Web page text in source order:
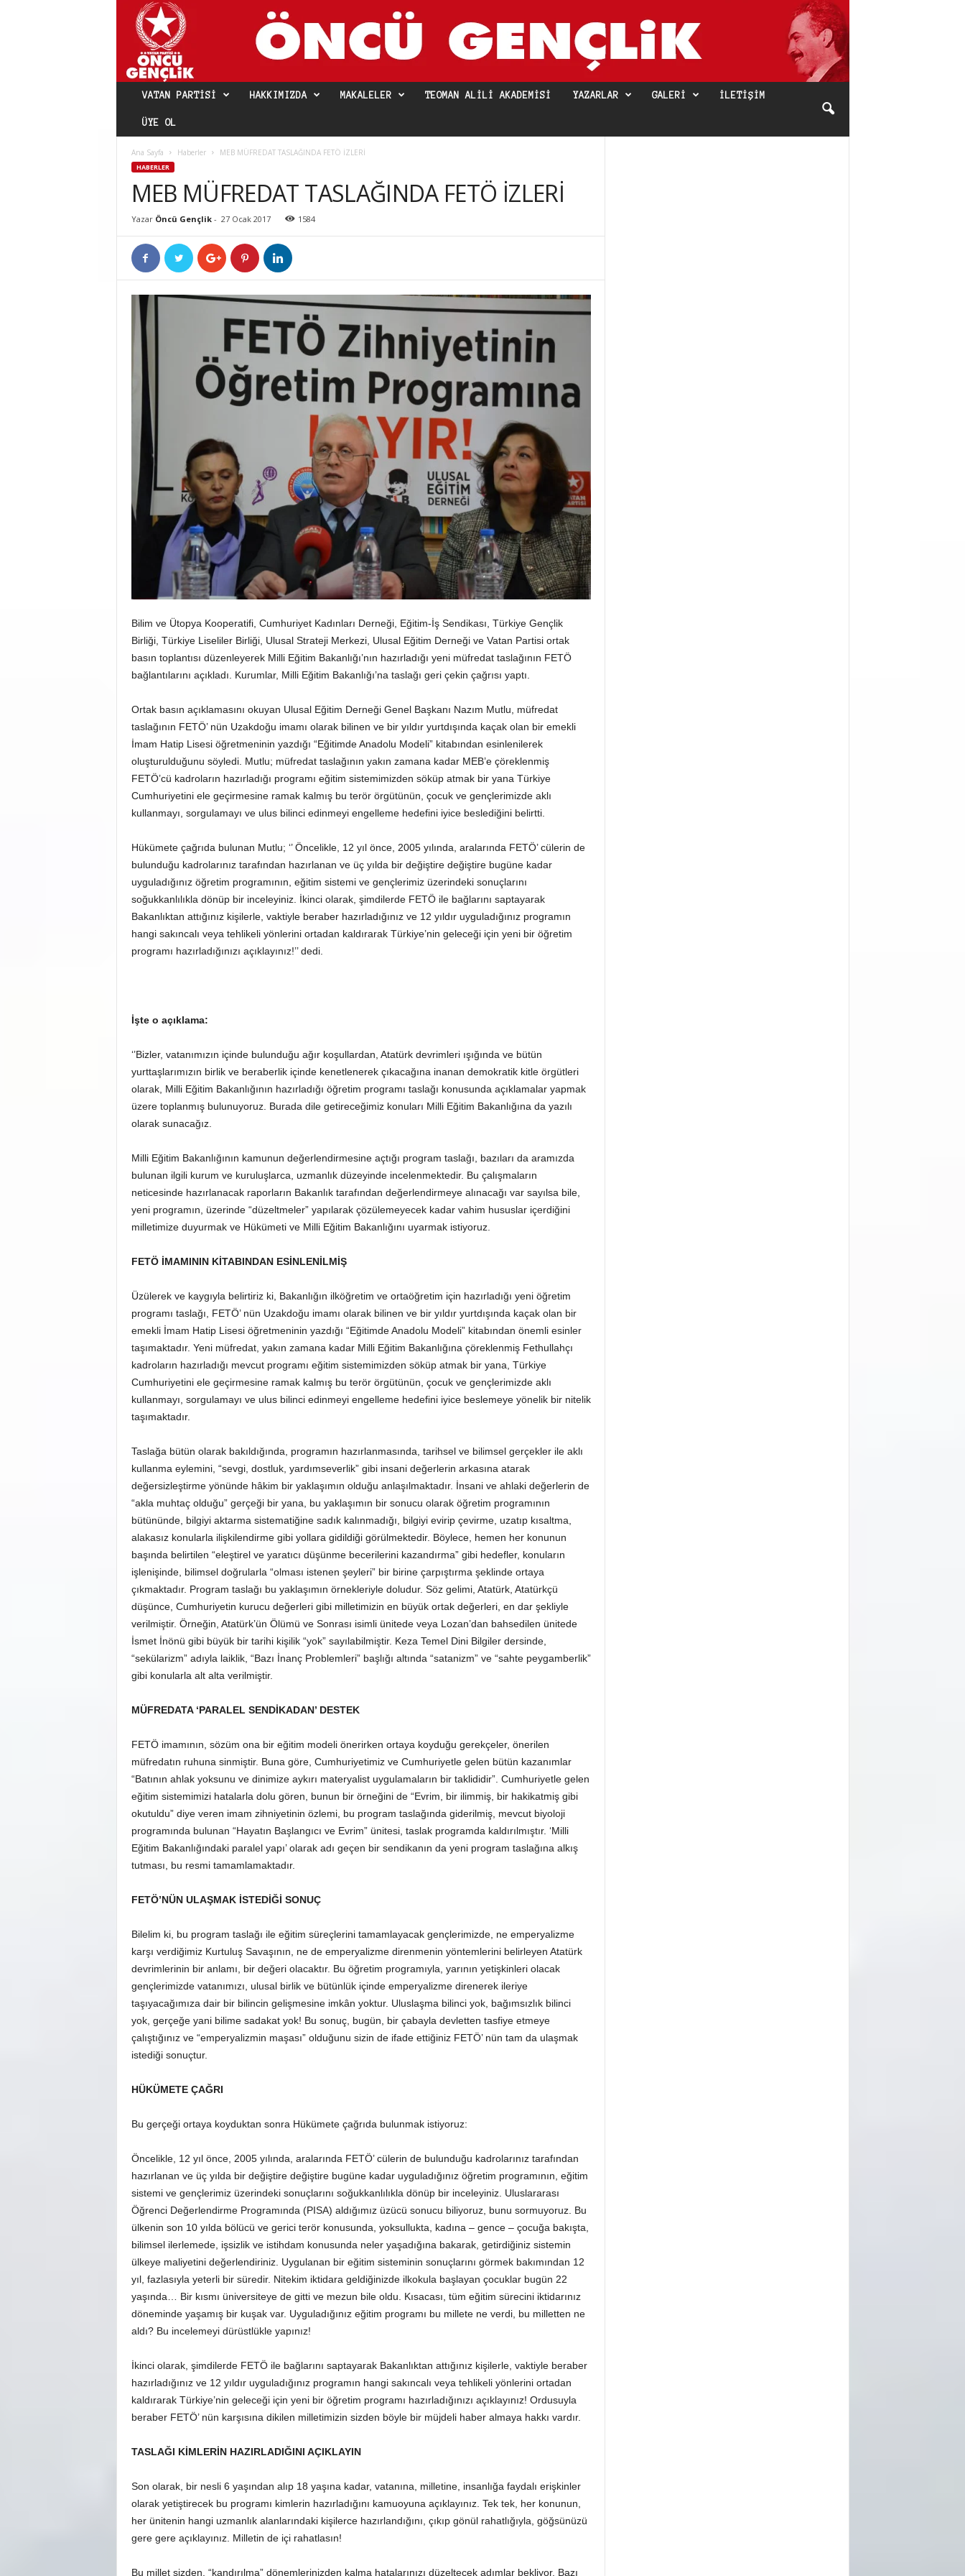
VATAN PARTISI HAKKIMIZDA MAKALELER TEOMAN ALILI AKADEMISI YAZARLAR GALERI İLETIŞIM
ÜYE OL
Ana Sayfa Haberler MEB MÜFREDAT TASLAĞINDA FETÖ İZLERİ
HABERLER
MEB MÜFREDAT TASLAĞINDA FETÖ İZLERİ
Yazar Öncü Gençlik- 27 Ocak 2017 1584
Bilim ve Ütopya Kooperatifi, Cumhuriyet Kadınları Derneği, Eğitim-İş Sendikası, Türkiye Gençlik
Birliği, Türkiye Liseliler Birliği, Ulusal Strateji Merkezi, Ulusal Eğitim Derneği ve Vatan Partisi ortak
basın toplantısı düzenleyerek Milli Eğitim Bakanlığı’nın hazırladığı yeni müfredat taslağının FETÖ
bağlantılarını açıkladı. Kurumlar, Milli Eğitim Bakanlığı’na taslağı geri çekin çağrısı yaptı.
Ortak basın açıklamasını okuyan Ulusal Eğitim Derneği Genel Başkanı Nazım Mutlu, müfredat
taslağının FETÖ’ nün Uzakdoğu imamı olarak bilinen ve bir yıldır yurtdışında kaçak olan bir emekli
İmam Hatip Lisesi öğretmeninin yazdığı “Eğitimde Anadolu Modeli” kitabından esinlenilerek
oluşturulduğunu söyledi. Mutlu; müfredat taslağının yakın zamana kadar MEB’e çöreklenmiş
FETÖ’cü kadroların hazırladığı programı eğitim sistemimizden söküp atmak bir yana Türkiye
Cumhuriyetini ele geçirmesine ramak kalmış bu terör örgütünün, çocuk ve gençlerimizde aklı
kullanmayı, sorgulamayı ve ulus bilinci edinmeyi engelleme hedefini iyice beslediğini belirtti.
Hükümete çağrıda bulunan Mutlu; ‘’ Öncelikle, 12 yıl önce, 2005 yılında, aralarında FETÖ’ cülerin de
bulunduğu kadrolarınız tarafından hazırlanan ve üç yılda bir değiştire değiştire bugüne kadar
uyguladığınız öğretim programının, eğitim sistemi ve gençlerimiz üzerindeki sonuçlarını
soğukkanlılıkla dönüp bir inceleyiniz. İkinci olarak, şimdilerde FETÖ ile bağlarını saptayarak
Bakanlıktan attığınız kişilerle, vaktiyle beraber hazırladığınız ve 12 yıldır uyguladığınız programın
hangi sakıncalı veya tehlikeli yönlerini ortadan kaldırarak Türkiye’nin geleceği için yeni bir öğretim
programı hazırladığınızı açıklayınız!’’ dedi.
İşte o açıklama:
‘’Bizler, vatanımızın içinde bulunduğu ağır koşullardan, Atatürk devrimleri ışığında ve bütün
yurttaşlarımızın birlik ve beraberlik içinde kenetlenerek çıkacağına inanan demokratik kitle örgütleri
olarak, Milli Eğitim Bakanlığının hazırladığı öğretim programı taslağı konusunda açıklamalar yapmak
üzere toplanmış bulunuyoruz. Burada dile getireceğimiz konuları Milli Eğitim Bakanlığına da yazılı
olarak sunacağız.
Milli Eğitim Bakanlığının kamunun değerlendirmesine açtığı program taslağı, bazıları da aramızda
bulunan ilgili kurum ve kuruluşlarca, uzmanlık düzeyinde incelenmektedir. Bu çalışmaların
neticesinde hazırlanacak raporların Bakanlık tarafından değerlendirmeye alınacağı var sayılsa bile,
yeni programın, üzerinde “düzeltmeler” yapılarak çözülemeyecek kadar vahim hususlar içerdiğini
milletimize duyurmak ve Hükümeti ve Milli Eğitim Bakanlığını uyarmak istiyoruz.
FETÖ İMAMININ KİTABINDAN ESİNLENİLMİŞ
Üzülerek ve kaygıyla belirtiriz ki, Bakanlığın ilköğretim ve ortaöğretim için hazırladığı yeni öğretim
programı taslağı, FETÖ’ nün Uzakdoğu imamı olarak bilinen ve bir yıldır yurtdışında kaçak olan bir
emekli İmam Hatip Lisesi öğretmeninin yazdığı “Eğitimde Anadolu Modeli” kitabından önemli esinler
taşımaktadır. Yeni müfredat, yakın zamana kadar Milli Eğitim Bakanlığına çöreklenmiş Fethullahçı
kadroların hazırladığı mevcut programı eğitim sistemimizden söküp atmak bir yana, Türkiye
Cumhuriyetini ele geçirmesine ramak kalmış bu terör örgütünün, çocuk ve gençlerimizde aklı
kullanmayı, sorgulamayı ve ulus bilinci edinmeyi engelleme hedefini iyice beslemeye yönelik bir nitelik
taşımaktadır.
Taslağa bütün olarak bakıldığında, programın hazırlanmasında, tarihsel ve bilimsel gerçekler ile aklı
kullanma eylemini, “sevgi, dostluk, yardımseverlik” gibi insani değerlerin arkasına atarak
değersizleştirme yönünde hâkim bir yaklaşımın olduğu anlaşılmaktadır. İnsani ve ahlaki değerlerin de
“akla muhtaç olduğu” gerçeği bir yana, bu yaklaşımın bir sonucu olarak öğretim programının
bütününde, bilgiyi aktarma sistematiğine sadık kalınmadığı, bilgiyi evirip çevirme, uzatıp kısaltma,
alakasız konularla ilişkilendirme gibi yollara gidildiği görülmektedir. Böylece, hemen her konunun
başında belirtilen “eleştirel ve yaratıcı düşünme becerilerini kazandırma” gibi hedefler, konuların
işlenişinde, bilimsel doğrularla “olması istenen şeyleri” bir birine çarpıştırma şeklinde ortaya
çıkmaktadır. Program taslağı bu yaklaşımın örnekleriyle doludur. Söz gelimi, Atatürk, Atatürkçü
düşünce, Cumhuriyetin kurucu değerleri gibi milletimizin en büyük ortak değerleri, en dar şekliyle
verilmiştir. Örneğin, Atatürk’ün Ölümü ve Sonrası isimli ünitede veya Lozan’dan bahsedilen ünitede
İsmet İnönü gibi büyük bir tarihi kişilik “yok” sayılabilmiştir. Keza Temel Dini Bilgiler dersinde,
“sekülarizm” adıyla laiklik, “Bazı İnanç Problemleri” başlığı altında “satanizm” ve “sahte peygamberlik”
gibi konularla alt alta verilmiştir.
MÜFREDATA ‘PARALEL SENDİKADAN’ DESTEK
FETÖ imamının, sözüm ona bir eğitim modeli önerirken ortaya koyduğu gerekçeler, önerilen
müfredatın ruhuna sinmiştir. Buna göre, Cumhuriyetimiz ve Cumhuriyetle gelen bütün kazanımlar
“Batının ahlak yoksunu ve dinimize aykırı materyalist uygulamaların bir taklididir”. Cumhuriyetle gelen
eğitim sistemimizi hatalarla dolu gören, bunun bir örneğini de “Evrim, bir ilimmiş, bir hakikatmiş gibi
okutuldu” diye veren imam zihniyetinin özlemi, bu program taslağında giderilmiş, mevcut biyoloji
programında bulunan “Hayatın Başlangıcı ve Evrim” ünitesi, taslak programda kaldırılmıştır. ‘Milli
Eğitim Bakanlığındaki paralel yapı’ olarak adı geçen bir sendikanın da yeni program taslağına alkış
tutması, bu resmi tamamlamaktadır.
FETÖ’NÜN ULAŞMAK İSTEDİĞİ SONUÇ
Bilelim ki, bu program taslağı ile eğitim süreçlerini tamamlayacak gençlerimizde, ne emperyalizme
karşı verdiğimiz Kurtuluş Savaşının, ne de emperyalizme direnmenin yöntemlerini belirleyen Atatürk
devrimlerinin bir anlamı, bir değeri olacaktır. Bu öğretim programıyla, yarının yetişkinleri olacak
gençlerimizde vatanımızı, ulusal birlik ve bütünlük içinde emperyalizme direnerek ileriye
taşıyacağımıza dair bir bilincin gelişmesine imkân yoktur. Uluslaşma bilinci yok, bağımsızlık bilinci
yok, gerçeğe yani bilime sadakat yok! Bu sonuç, bugün, bir çabayla devletten tasfiye etmeye
çalıştığınız ve “emperyalizmin maşası” olduğunu sizin de ifade ettiğiniz FETÖ’ nün tam da ulaşmak
istediği sonuçtur.
HÜKÜMETE ÇAĞRI
Bu gerçeği ortaya koyduktan sonra Hükümete çağrıda bulunmak istiyoruz:
Öncelikle, 12 yıl önce, 2005 yılında, aralarında FETÖ’ cülerin de bulunduğu kadrolarınız tarafından
hazırlanan ve üç yılda bir değiştire değiştire bugüne kadar uyguladığınız öğretim programının, eğitim
sistemi ve gençlerimiz üzerindeki sonuçlarını soğukkanlılıkla dönüp bir inceleyiniz. Uluslararası
Öğrenci Değerlendirme Programında (PISA) aldığımız üzücü sonucu biliyoruz, bunu sormuyoruz. Bu
ülkenin son 10 yılda bölücü ve gerici terör konusunda, yoksullukta, kadına – gence – çocuğa bakışta,
bilimsel ilerlemede, işsizlik ve istihdam konusunda neler yaşadığına bakarak, getirdiğiniz sistemin
ülkeye maliyetini değerlendiriniz. Uygulanan bir eğitim sisteminin sonuçlarını görmek bakımından 12
yıl, fazlasıyla yeterli bir süredir. Nitekim iktidara geldiğinizde ilkokula başlayan çocuklar bugün 22
yaşında… Bir kısmı üniversiteye de gitti ve mezun bile oldu. Kısacası, tüm eğitim sürecini iktidarınız
döneminde yaşamış bir kuşak var. Uyguladığınız eğitim programı bu millete ne verdi, bu milletten ne
aldı? Bu incelemeyi dürüstlükle yapınız!
İkinci olarak, şimdilerde FETÖ ile bağlarını saptayarak Bakanlıktan attığınız kişilerle, vaktiyle beraber
hazırladığınız ve 12 yıldır uyguladığınız programın hangi sakıncalı veya tehlikeli yönlerini ortadan
kaldırarak Türkiye’nin geleceği için yeni bir öğretim programı hazırladığınızı açıklayınız! Ordusuyla
beraber FETÖ’ nün karşısına dikilen milletimizin sizden böyle bir müjdeli haber almaya hakkı vardır.
TASLAĞI KİMLERİN HAZIRLADIĞINI AÇIKLAYIN
Son olarak, bir nesli 6 yaşından alıp 18 yaşına kadar, vatanına, milletine, insanlığa faydalı erişkinler
olarak yetiştirecek bu programı kimlerin hazırladığını kamuoyuna açıklayınız. Tek tek, her konunun,
her ünitenin hangi uzmanlık alanlarındaki kişilerce hazırlandığını, çıkıp gönül rahatlığıyla, göğsünüzü
gere gere açıklayınız. Milletin de içi rahatlasın!
Bu millet sizden, “kandırılma” dönemlerinizden kalma hatalarınızı düzeltecek adımlar bekliyor. Bazı